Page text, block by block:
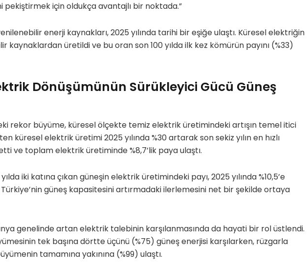
pekiştirmek için oldukça avantajlı bir noktada.”
enerji kaynakları, 2025 yılında tarihi bir eşiğe ulaştı. Küresel elektriğin
kaynaklardan üretildi ve bu oran son 100 yılda ilk kez kömürün payını (%33)
Dönüşümünün Sürükleyici Gücü Güneş
rekor büyüme, küresel ölçekte temiz elektrik üretimindeki artışın temel itici
küresel elektrik üretimi 2025 yılında %30 artarak son sekiz yılın en hızlı
ve toplam elektrik üretiminde %8,7’lik paya ulaştı.
iki katına çıkan güneşin elektrik üretimindeki payı, 2025 yılında %10,5’e
Türkiye’nin güneş kapasitesini artırmadaki ilerlemesini net bir şekilde ortaya
genelinde artan elektrik talebinin karşılanmasında da hayati bir rol üstlendi.
tek başına dörtte üçünü (%75) güneş enerjisi karşılarken, rüzgarla
tamamına yakınına (%99) ulaştı.